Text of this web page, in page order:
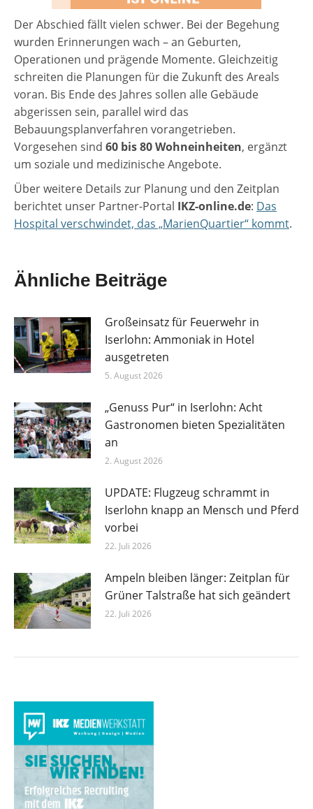
Der Abschied fällt vielen schwer. Bei der Begehung
wurden Erinnerungen wach – an Geburten,
Operationen und prägende Momente. Gleichzeitig
schreiten die Planungen für die Zukunft des Areals
voran. Bis Ende des Jahres sollen alle Gebäude
abgerissen sein, parallel wird das
Bebauungsplanverfahren vorangetrieben.
Vorgesehen sind 60 bis 80 Wohneinheiten, ergänzt
um soziale und medizinische Angebote.
Über weitere Details zur Planung und den Zeitplan
berichtet unser Partner-Portal IKZ-online.de: Das
Hospital verschwindet, das „MarienQuartier“ kommt.
Ähnliche Beiträge
Großeinsatz für Feuerwehr in
Iserlohn: Ammoniak in Hotel
ausgetreten
5. August 2026
„Genuss Pur“ in Iserlohn: Acht
Gastronomen bieten Spezialitäten
an
2. August 2026
UPDATE: Flugzeug schrammt in
Iserlohn knapp an Mensch und Pferd
vorbei
22. Juli 2026
Ampeln bleiben länger: Zeitplan für
Grüner Talstraße hat sich geändert
22. Juli 2026